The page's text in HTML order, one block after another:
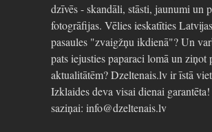
dzīvēs - skandāli, stāsti, jaunumi un
fotogrāfijas. Vēlies ieskatīties
pasaules "zvaigžņu ikdienā"? Un
pats iejusties paparaci lomā un ziņot
aktualitātēm? Dzeltenais.lv ir īstā
Izklaides deva visai dienai garantēta!
saziņai: info@dzeltenais.lv